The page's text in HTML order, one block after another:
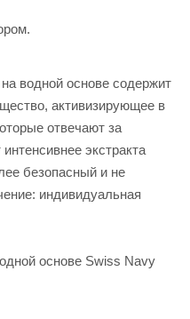
водной основе содержит
активизирующее в
отвечают за
экстракта
безопасный и не
индивидуальная
основе Swiss Navy